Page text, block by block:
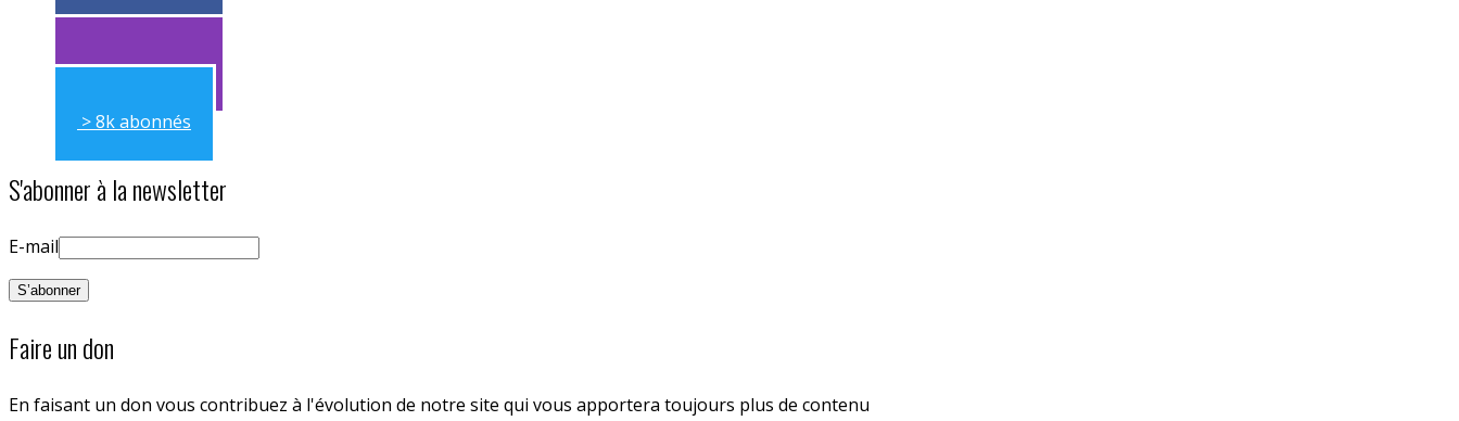
> 11k abonnés
> 11k abonnés
> 8k abonnés
S'abonner à la newsletter
E-mail
Faire un don
En faisant un don vous contribuez à l'évolution de notre site qui vous apportera toujours plus de contenu